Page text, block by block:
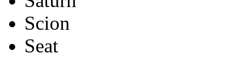
Scion
Seat